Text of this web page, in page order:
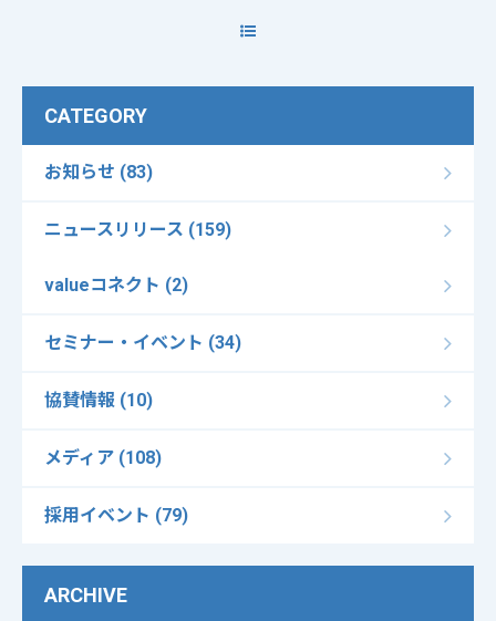
CATEGORY
お知らせ (83)
ニュースリリース (159)
valueコネクト (2)
セミナー・イベント (34)
協賛情報 (10)
メディア (108)
採用イベント (79)
ARCHIVE